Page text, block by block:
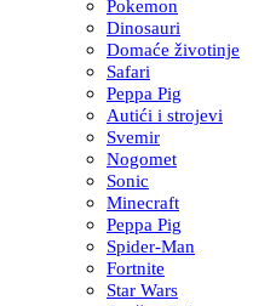
Pokemon
Dinosauri
Domaće životinje
Safari
Peppa Pig
Autići i strojevi
Svemir
Nogomet
Sonic
Minecraft
Peppa Pig
Spider-Man
Fortnite
Star Wars